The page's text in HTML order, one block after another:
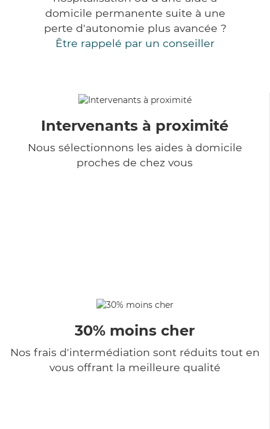
domicile permanente suite à une
perte d'autonomie plus avancée ?
Être rappelé par un conseiller
Intervenants à proximité
Nous sélectionnons les aides à domicile
proches de chez vous
30% moins cher
Nos frais d'intermédiation sont réduits tout en
vous offrant la meilleure qualité